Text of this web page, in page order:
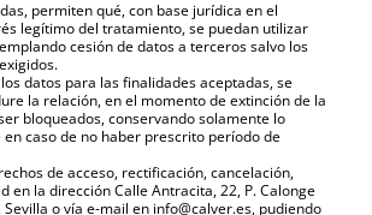
permiten qué, con base jurídica en el
legítimo del tratamiento, se puedan utilizar
cesión de datos a terceros salvo los
datos para las finalidades aceptadas, se
la relación, en el momento de extinción de la
bloqueados, conservando solamente lo
caso de no haber prescrito período de
de acceso, rectificación, cancelación,
en la dirección Calle Antracita, 22, P. Calonge
o vía e-mail en info@calver.es, pudiendo